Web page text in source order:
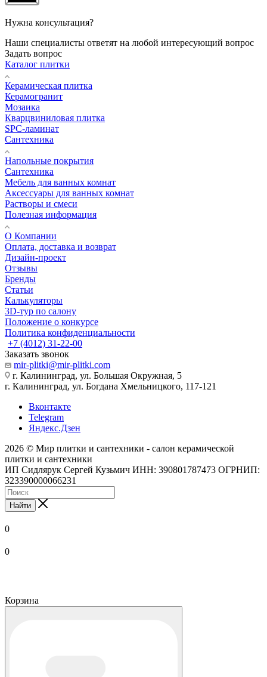
Нужна консультация?
Наши специалисты ответят на любой интересующий вопрос
Задать вопрос
Каталог плитки
Керамическая плитка
Керамогранит
Мозаика
Кварцвиниловая плитка
SPC-ламинат
Сантехника
Напольные покрытия
Сантехника
Мебель для ванных комнат
Аксессуары для ванных комнат
Растворы и смеси
Полезная информация
О Компании
Оплата, доставка и возврат
Дизайн-проект
Отзывы
Бренды
Статьи
Калькуляторы
3D-тур по салону
Положение о конкурсе
Политика конфиденциальности
+7 (4012) 31-22-00
Заказать звонок
mir-plitki@mir-plitki.com
г. Калининград, ул. Большая Окружная, 5
г. Калининград, ул. Богдана Хмельницкого, 117-121
Вконтакте
Telegram
Яндекс.Дзен
2026 © Мир плитки и сантехники - салон керамической
плитки и сантехники
ИП Сидлярук Сергей Кузьмич ИНН: 390801787473 ОГРНИП:
323390000066231
Найти
0
0
Корзина